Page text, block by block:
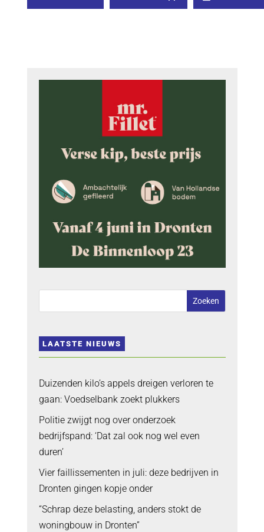
LAATSTE NIEUWS
Duizenden kilo’s appels dreigen verloren te
gaan: Voedselbank zoekt plukkers
Politie zwijgt nog over onderzoek
bedrijfspand: ‘Dat zal ook nog wel even
duren’
Vier faillissementen in juli: deze bedrijven in
Dronten gingen kopje onder
“Schrap deze belasting, anders stokt de
woningbouw in Dronten”